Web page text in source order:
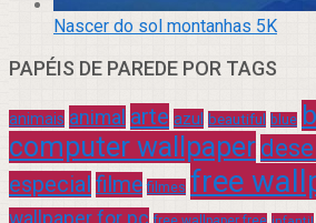
Nascer do sol montanhas 5K
PAPÉIS DE PAREDE POR TAGS
animais animal arte azul beautiful blue
computer wallpaper
especial filme filmes free
wallpaper for pc